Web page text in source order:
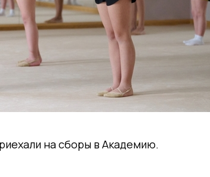
на сборы в Академию.